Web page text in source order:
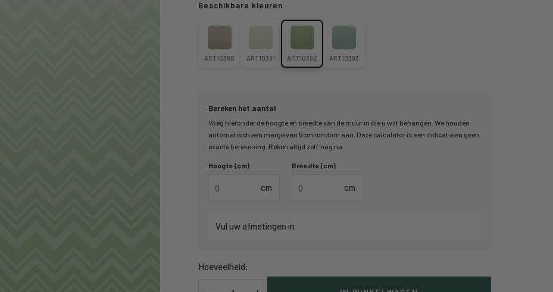
Bereken het aantal
Voeg hieronder de hoogte en breedte van de muur in die u wilt behangen. We houden
automatisch een marge van 5cm rondom aan. Deze calculator is een indicatie en geen
exacte berekening. Reken altijd zelf nog na.
Hoogte (cm)
cm
Breedte (cm)
cm
Vul uw afmetingen in
Beschikbare kleuren
ART10390 ART10391 ART10392 ART10393
Hoeveelheid: